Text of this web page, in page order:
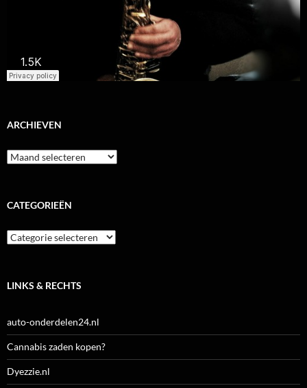
ARCHIEVEN
Archieven
CATEGORIEËN
Categorieën
LINKS & RECHTS
auto-onderdelen24.nl
Cannabis zaden kopen?
Dyezzie.nl